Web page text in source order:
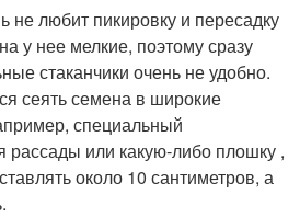
не любит пикировку и пересадку
у нее мелкие, поэтому сразу
стаканчики очень не удобно.
сеять семена в широкие
специальный
рассады или какую-либо плошку ,
около 10 сантиметров, а